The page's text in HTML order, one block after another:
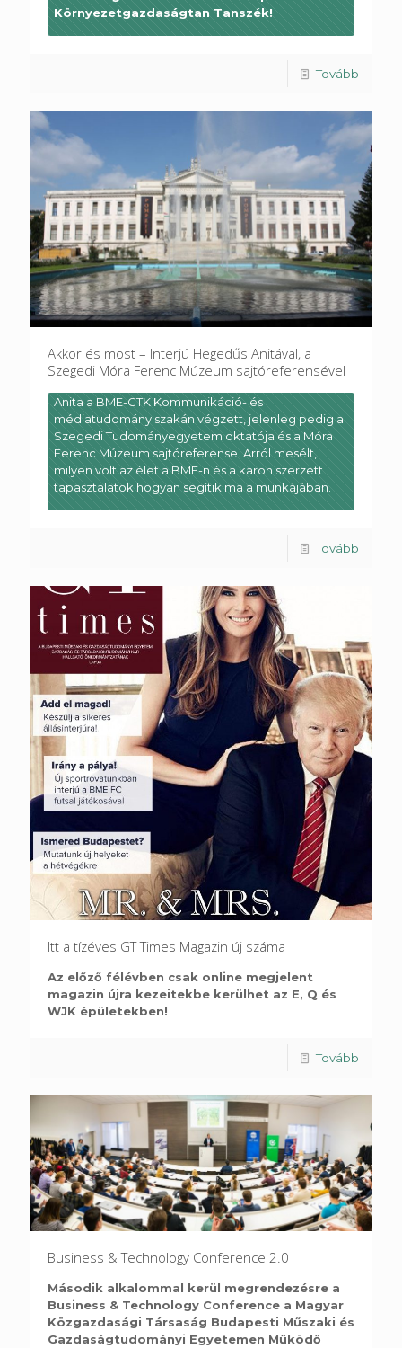
Környezetgazdaságtan Tanszék!
Tovább
Akkor és most – Interjú Hegedűs Anitával, a
Szegedi Móra Ferenc Múzeum sajtóreferensével
Anita a BME-GTK Kommunikáció- és
médiatudomány szakán végzett, jelenleg pedig a
Szegedi Tudományegyetem oktatója és a Móra
Ferenc Múzeum sajtóreferense. Arról mesélt,
milyen volt az élet a BME-n és a karon szerzett
tapasztalatok hogyan segítik ma a munkájában.
Tovább
Itt a tízéves GT Times Magazin új száma
Az előző félévben csak online megjelent
magazin újra kezeitekbe kerülhet az E, Q és
WJK épületekben!
Tovább
Business & Technology Conference 2.0
Második alkalommal kerül megrendezésre a
Business & Technology Conference a Magyar
Közgazdasági Társaság Budapesti Műszaki és
Gazdaságtudományi Egyetemen Működő